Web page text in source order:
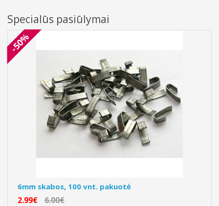
Specialūs pasiūlymai
-50%
6mm skabos, 100 vnt. pakuotė
2.99€ 6.00€